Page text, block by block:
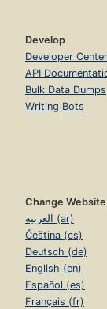
Develop
Developer Center
API
Bulk Data Dumps
Writing Bots
Change
العربية (ar)
Čeština (cs)
Deutsch (de)
English (en)
Español (es)
Français (fr)